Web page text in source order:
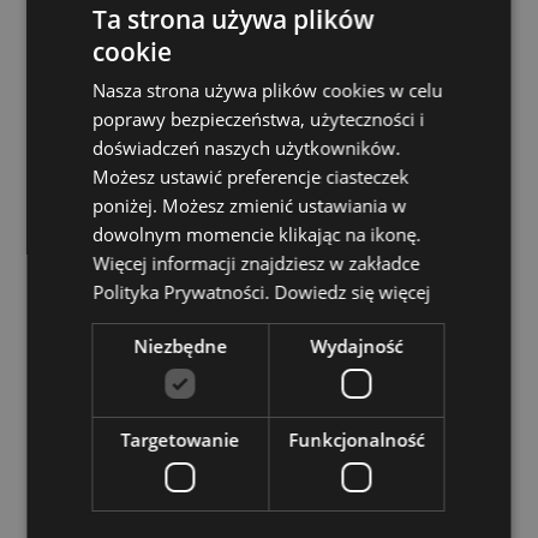
(kontynentalna), Francja (kontynentalna), Gujana
Francuska, Gruzja, Niemcy, Gibraltar, Grecja,
Gwadelupa, Guernsey (Wyspy Normandzkie),
Watykan, Węgry, Islandia, Irlandia, Wyspa Man
(Wielka Brytania), Włochy (kontynentalne), Jersey
(Wyspy Normandzkie), Kosowo, Łotwa, Liechtenstein,
Litwa, Luksemburg, Macedonia Północna, Madera
(Portugalia), Malta, Martynika, Majotta, Mołdawia,
Czarnogóra, Holandia, Norwegia, Polska, Portugalia
(kontynentalna), Reunion, Rumunia, Rosja, Saint-
Martin (część francuska), Serbia, Sycylia (Włochy),
Słowacja, Słowenia, Hiszpania (kontynentalna),
Szwecja, Szwajcaria, Turcja, Ukraina, Wielka Brytania
(kontynentalna), Wielka Brytania (Irlandia Północna,
Highlands i wyspy)
Zasoby dotyczące produktów:
Chcesz wiedzieć więcej na temat zakupów w Puckator
Zapoznaj się z naszym przewodnik dla kupujących.
Baterie i zasoby elektryczne:
Zapoznaj się z naszymi
obszernymi zasobami dotyczącymi akumulatorów i
Ta strona używa plików
cookie
Nasza strona używa plików cookies w celu
poprawy bezpieczeństwa, użyteczności i
doświadczeń naszych użytkowników.
Możesz ustawić preferencje ciasteczek
poniżej. Możesz zmienić ustawiania w
dowolnym momencie klikając na ikonę.
Więcej informacji znajdziesz w zakładce
Polityka Prywatności. Dowiedz się więcej
Niezbędne Wydajność
Targetowanie Funkcjonalność